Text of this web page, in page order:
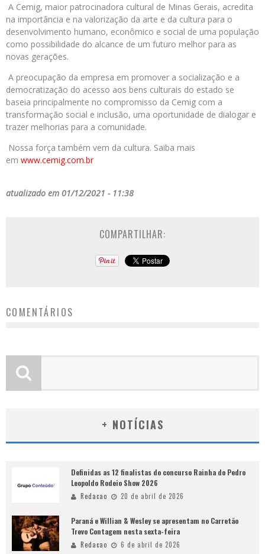
A Cemig, maior patrocinadora cultural de Minas Gerais, acredita
na importância e na valorização da arte e da cultura para o
desenvolvimento humano, econômico e social de uma população
como possibilidade do alcance de um futuro melhor para as
novas gerações.
A preocupação da empresa em promover a socialização e a
democratização do acesso aos bens culturais do estado se
baseia principalmente no compromisso da Cemig com a
transformação social e inclusão, uma oportunidade de dialogar e
trazer melhorias para a comunidade.
Nossa força também vem da cultura. Saiba mais
em www.cemig.com.br
atualizado em 01/12/2021 - 11:38
COMPARTILHAR:
COMENTÁRIOS
+ NOTÍCIAS
Definidas as 12 finalistas do concurso Rainha do Pedro
Leopoldo Rodeio Show 2026
Redacao 20 de abril de 2026
Paraná e Willian & Wesley se apresentam no Carretão
Trevo Contagem nesta sexta-feira
Redacao 6 de abril de 2026